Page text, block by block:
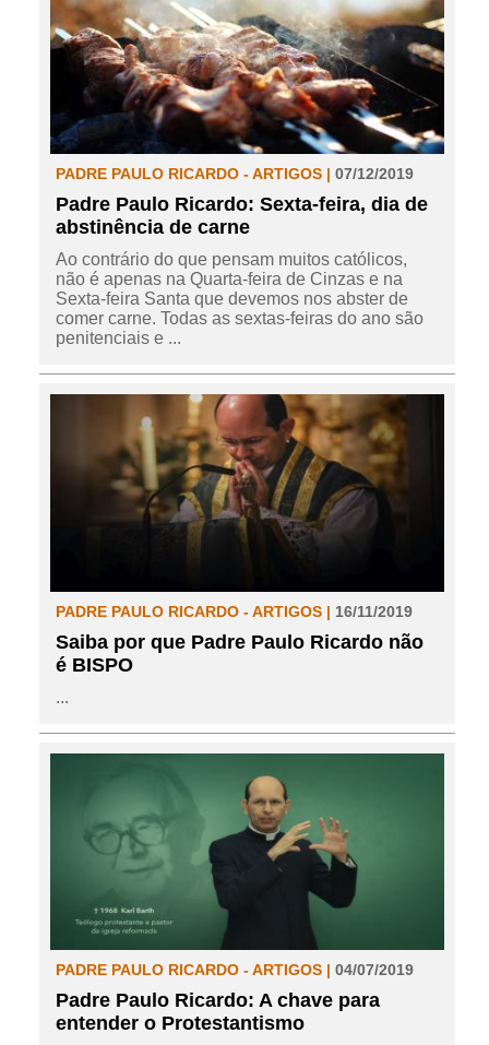
PADRE PAULO RICARDO - ARTIGOS | 07/12/2019
Padre Paulo Ricardo: Sexta-feira, dia de
abstinência de carne
Ao contrário do que pensam muitos católicos,
não é apenas na Quarta-feira de Cinzas e na
Sexta-feira Santa que devemos nos abster de
comer carne. Todas as sextas-feiras do ano são
penitenciais e ...
PADRE PAULO RICARDO - ARTIGOS | 16/11/2019
Saiba por que Padre Paulo Ricardo não
é BISPO
...
PADRE PAULO RICARDO - ARTIGOS | 04/07/2019
Padre Paulo Ricardo: A chave para
entender o Protestantismo